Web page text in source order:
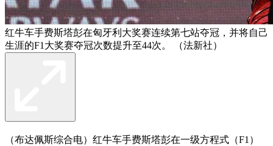
红牛车手费斯塔彭在匈牙利大奖赛连续第七站夺冠，并将自己
生涯的F1大奖赛夺冠次数提升至44次。 （法新社）
（布达佩斯综合电）红牛车手费斯塔彭在一级方程式（F1）